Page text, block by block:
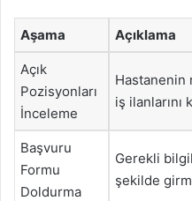
Aşama Açıklama
Açık
Pozisyonları
İnceleme
Hastanenin
iş ilanlarını
Başvuru
Formu
Doldurma
Gerekli
şekilde